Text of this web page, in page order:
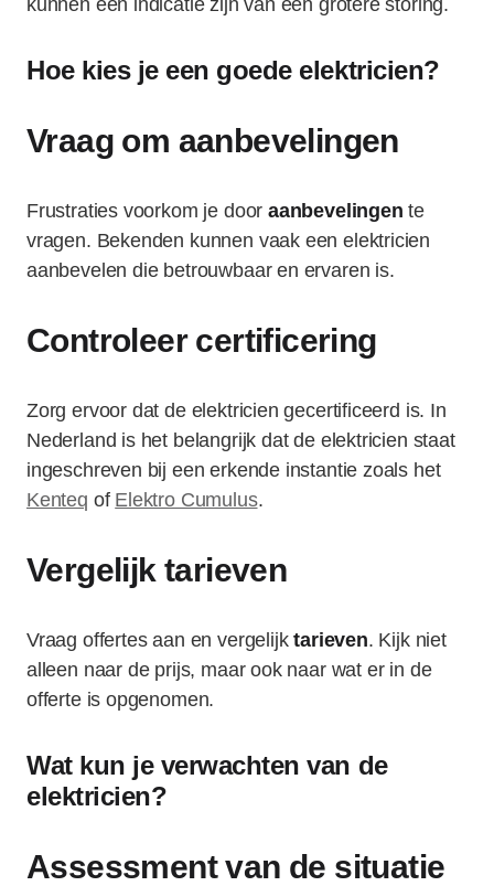
kunnen een indicatie zijn van een grotere storing.
Hoe kies je een goede elektricien?
Vraag om aanbevelingen
Frustraties voorkom je door aanbevelingen te
vragen. Bekenden kunnen vaak een elektricien
aanbevelen die betrouwbaar en ervaren is.
Controleer certificering
Zorg ervoor dat de elektricien gecertificeerd is. In
Nederland is het belangrijk dat de elektricien staat
ingeschreven bij een erkende instantie zoals het
Kenteq of Elektro Cumulus.
Vergelijk tarieven
Vraag offertes aan en vergelijktarieven. Kijk niet
alleen naar de prijs, maar ook naar wat er in de
offerte is opgenomen.
Wat kun je verwachten van de
elektricien?
Assessment van de situatie